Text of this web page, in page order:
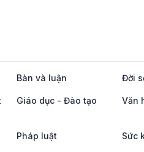
Bàn và luận Đời
Giáo dục - Đào tạo Văn
Pháp luật Sức